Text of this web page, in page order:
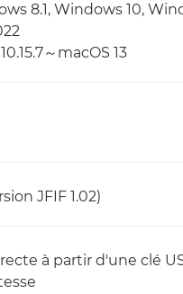
8.1, Windows 10,
～macOS 13
JFIF 1.02)
à partir d'une clé